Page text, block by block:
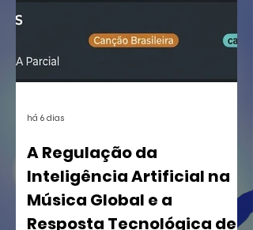
A Regulação da
Inteligência Artificial na
Música Global e a
Resposta Tecnológica de
há 6 dias